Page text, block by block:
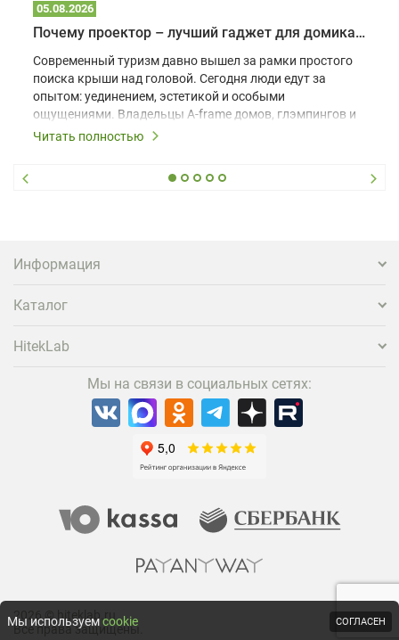
05.08.2026
Почему проектор – лучший гаджет для домика в глэмпинге
Современный туризм давно вышел за рамки простого
поиска крыши над головой. Сегодня люди едут за
опытом: уединением, эстетикой и особыми
ощущениями. Владельцы A-frame домов, глэмпингов и
шале понимают, что конкуренция растет, и
вернуться и поделиться впечатлениями в соцсетях,
проектора.
Читать полностью
Информация
Каталог
HitekLab
Мы на связи в социальных сетях:
2026 © hiteklab.ru
Все права защищены.
Мы используемcookie СОГЛАСЕН